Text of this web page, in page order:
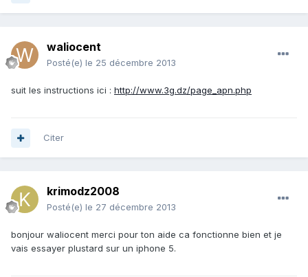
waliocent
Posté(e) le 25 décembre 2013
suit les instructions ici : http://www.3g.dz/page_apn.php
Citer
krimodz2008
Posté(e) le 27 décembre 2013
bonjour waliocent merci pour ton aide ca fonctionne bien et je
vais essayer plustard sur un iphone 5.